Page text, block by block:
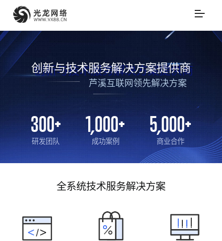
创新与技术服务解决方案提供商
芦溪互联网领先解决方案
300+
研发团队
1,000+
成功案例
5,000+
商业合作
全系统技术服务解决方案